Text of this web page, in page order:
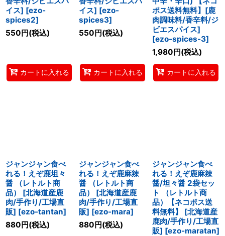
イス] [ezo-
spices2]
550円(税込)
カートに入れる
イス] [ezo-
spices3]
550円(税込)
カートに入れる
ポス送料無料】[鹿
肉調味料/香辛料/ジ
ビエスパイス]
[ezo-spices-3]
1,980円(税込)
カートに入れる
ジャンジャン食べ
れる！えぞ鹿坦々
醤 （レトルト商
品） [北海道産鹿
肉/手作り/工場直
販] [ezo-tantan]
880円(税込)
ジャンジャン食べ
れる！えぞ鹿麻辣
醤 （レトルト商
品） [北海道産鹿
肉/手作り/工場直
販] [ezo-mara]
880円(税込)
ジャンジャン食べ
れる！えぞ鹿麻辣
醤/坦々醤 2袋セッ
ト （レトルト商
品）【ネコポス送
料無料】 [北海道産
鹿肉/手作り/工場直
販] [ezo-maratan]